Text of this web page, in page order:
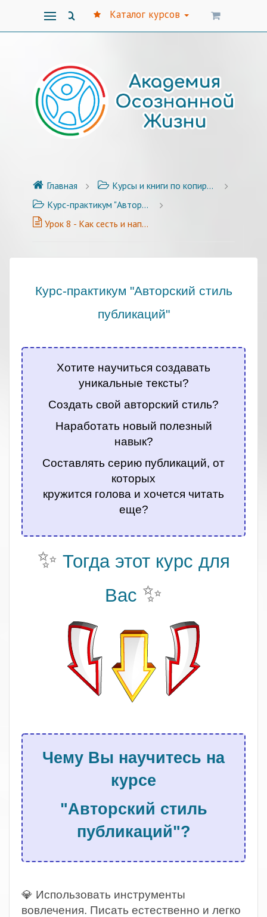
Каталог курсов
Главная
Курсы и книги по копирайтингу
Курс-практикум "Авторский стиль публикаций" - 25 уроков с примерами и заданиями
Урок 8 - Как сесть и написать?
Курс-практикум "Авторский стиль
публикаций"
Хотите научиться создавать
уникальные тексты?
Создать свой авторский стиль?
Наработать новый полезный
навык?
Составлять серию публикаций, от
которых
кружится голова и хочется читать
еще?
✨ Тогда этот курс для
Вас ✨
Чему Вы научитесь на
курсе
"Авторский стиль
публикаций"?
💎 Использовать инструменты
вовлечения. Писать естественно и легко